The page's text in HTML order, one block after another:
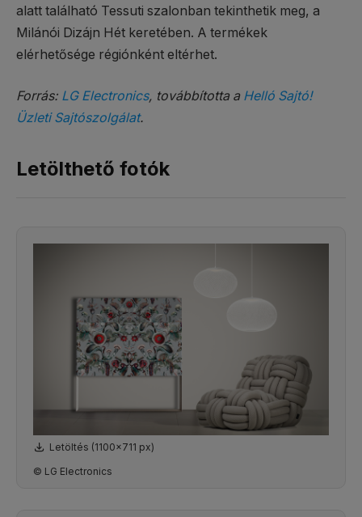
alatt található Tessuti szalonban tekinthetik meg, a
Milánói Dizájn Hét keretében. A termékek
elérhetősége régiónként eltérhet.
Forrás: LG Electronics, továbbította a Helló Sajtó!
Üzleti Sajtószolgálat.
Letölthető fotók
Letöltés (1100x711 px)
© LG Electronics